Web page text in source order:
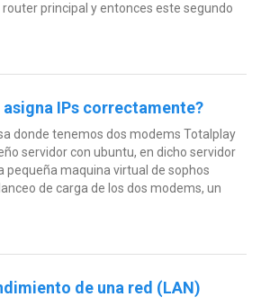
principal y entonces este segundo
IPs correctamente?
donde tenemos dos modems Totalplay
servidor con ubuntu, en dicho servidor
pequeña maquina virtual de sophos
de carga de los dos modems, un
de una red (LAN)